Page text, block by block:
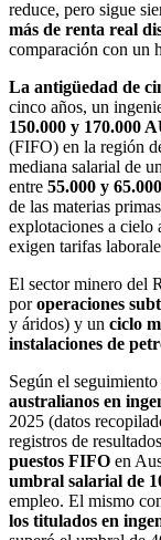
reduce, pero sigue
más de renta real
comparación con un
La antigüedad de
cinco años, un
150.000 y 170.000
(FIFO) en la región
mediana salarial de
entre 55.000 y
de las materias
explotaciones a cielo
exigen tarifas
El sector minero del
poroperaciones
y áridos) y un ciclo
instalaciones de
Según el
australianos en
2025 (datos
registros de
puestos FIFO en
umbral salarial de
empleo. El mismo
los titulados en